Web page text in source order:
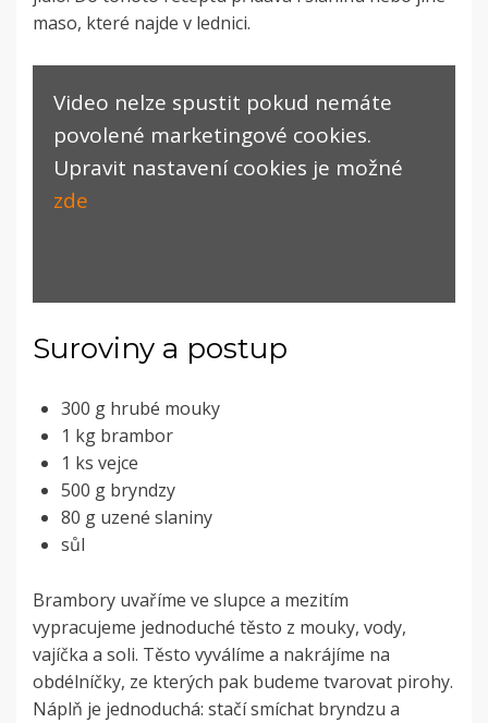
maso, které najde v lednici.
Video nelze spustit pokud nemáte
povolené marketingové cookies.
Upravit nastavení cookies je možné
zde
Suroviny a postup
300 g hrubé mouky
1 kg brambor
1 ks vejce
500 g bryndzy
80 g uzené slaniny
sůl
Brambory uvaříme ve slupce a mezitím
vypracujeme jednoduché těsto z mouky, vody,
vajíčka a soli. Těsto vyválíme a nakrájíme na
obdélníčky, ze kterých pak budeme tvarovat pirohy.
Náplň je jednoduchá: stačí smíchat bryndzu a